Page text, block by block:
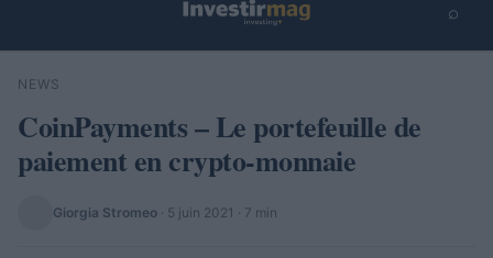
⌕
Rechercher
NEWS
CoinPayments – Le portefeuille de
paiement en crypto-monnaie
Giorgia Stromeo · 5 juin 2021 · 7 min